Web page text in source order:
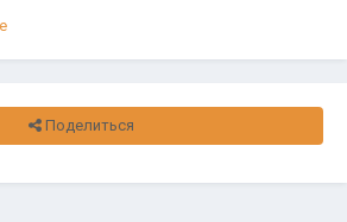
Поделиться